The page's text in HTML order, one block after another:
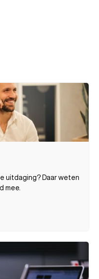
uitdaging? Daar weten
mee.